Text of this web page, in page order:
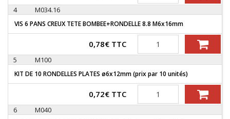
4 M034.16
VIS 6 PANS CREUX TETE BOMBEE+RONDELLE 8.8 M6x16mm
0,78€ TTC Quantité
5 M100
KIT DE 10 RONDELLES PLATES ø6x12mm (prix par 10 unités)
0,72€ TTC Quantité
6 M040